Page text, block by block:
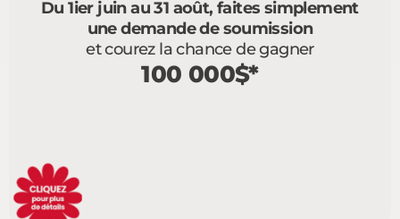
Du 1ier juin au 31 août, faites simplement
une demande de soumission
et courez la chance de gagner
100 000$*